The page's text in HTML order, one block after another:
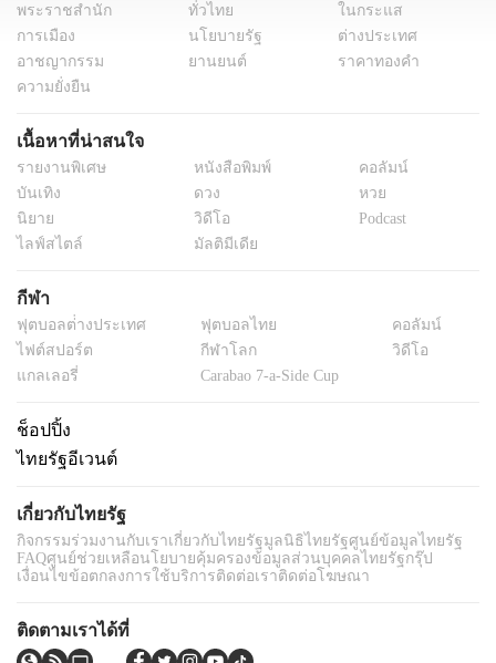
พระราชสำนัก ทั่วไทย
ในกระแส
การเมือง
นโยบายรัฐ
ต่างประเทศ
อาชญากรรม
ยานยนต์
ราคาทองคำ
ความยั่งยืน
เนื้อหาที่น่าสนใจ
รายงานพิเศษ หนังสือพิมพ์
คอลัมน์
บันเทิง
ดวง
หวย
นิยาย
วิดีโอ
Podcast
ไลฟ์สไตล์
มัลติมีเดีย
กีฬา
ฟุตบอลต่่างประเทศ ฟุตบอลไทย
คอลัมน์
ไฟต์สปอร์ต
กีฬาโลก
วิดีโอ
แกลเลอรี่
Carabao 7-a-Side Cup
ช็อปปิ้ง
ไทยรัฐอีเวนต์
เกี่ยวกับไทยรัฐ
กิจกรรมร่วมงานกับเราเกี่ยวกับไทยรัฐมูลนิธิไทยรัฐศูนย์ข้อมูลไทยรัฐ
FAQศูนย์ช่วยเหลือนโยบายคุ้มครองข้อมูลส่วนบุคคลไทยรัฐกรุ๊ป
เงื่อนไขข้อตกลงการใช้บริการติดต่อเราติดต่อโฆษณา
ติดตามเราได้ที่